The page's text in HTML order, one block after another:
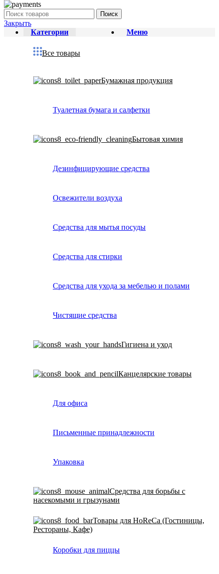
Поиск
Закрыть
Меню
Категории
Все товары
Бумажная продукция
Туалетная бумага и салфетки
Бытовая химия
Дезинфицирующие средства
Освежители воздуха
Средства для мытья посуды
Средства для стирки
Средства для ухода за мебелью и полами
Чистящие средства
Гигиена и уход
Канцелярские товары
Для офиса
Письменные принадлежности
Упаковка
Средства для борьбы с
насекомыми и грызунами
Товары для HoReCa (Гостиницы,
Рестораны, Кафе)
Коробки для пиццы